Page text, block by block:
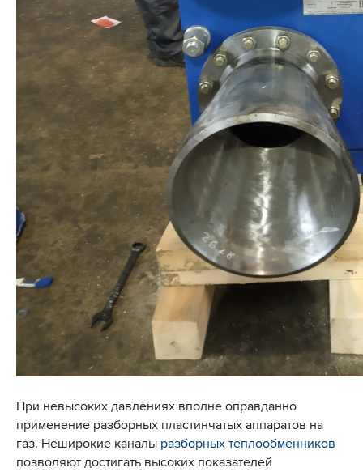
При невысоких давлениях вполне оправданно
применение разборных пластинчатых аппаратов на
газ. Неширокие каналы разборных теплообменников
позволяют достигать высоких показателей